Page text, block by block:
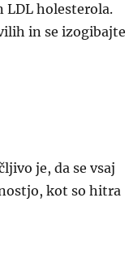
holesterola.
in se izogibajte
je, da se vsaj
kot so hitra